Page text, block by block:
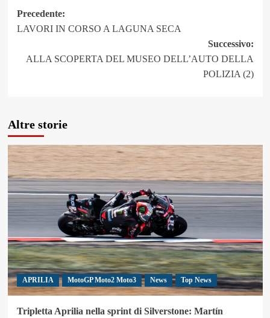
Navigazione
articolo
Precedente:
LAVORI IN CORSO A LAGUNA SECA
Successivo:
ALLA SCOPERTA DEL MUSEO DELL’AUTO DELLA
POLIZIA (2)
Altre storie
APRILIA MotoGP Moto2 Moto3 News Top News
Tripletta Aprilia nella sprint di Silverstone: Martín